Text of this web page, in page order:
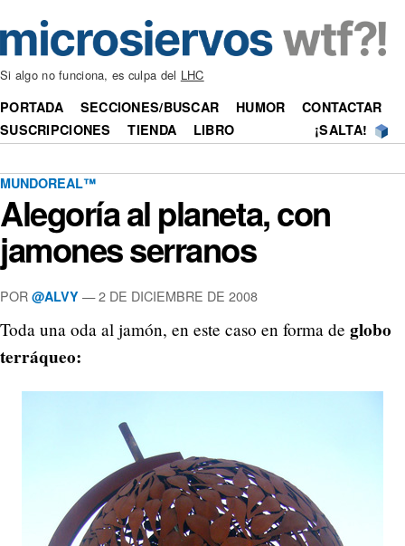
Si algo no funciona, es culpa del LHC
PORTADA SECCIONES/BUSCAR HUMOR
CONTACTAR
SUSCRIPCIONES
TIENDA LIBRO ¡SALTA!
MUNDOREAL™
Alegoría al planeta, con
jamones serranos
POR @ALVY —2 DE DICIEMBRE DE 2008
Toda una oda al jamón, en este caso en forma de globo
terráqueo: